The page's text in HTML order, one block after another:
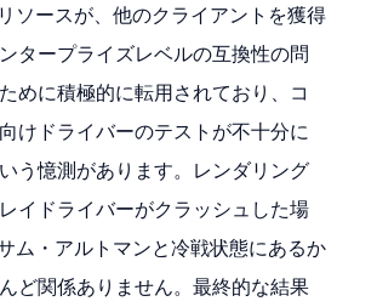
ソースが、他のクライアントを獲得
タープライズレベルの互換性の問
めに積極的に転用されており、コ
けドライバーのテストが不十分に
う憶測があります。レンダリング
イドライバーがクラッシュした場
ム・アルトマンと冷戦状態にあるか
ど関係ありません。最終的な結果